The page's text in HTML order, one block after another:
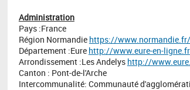
Administration
Pays :France
Région Normandie https://www.normandie.fr/
Département :Eure http://www.eure-en-ligne.fr
Arrondissement :Les Andelys http://
Canton : Pont-de-l'Arche
Intercommunalité: Communauté